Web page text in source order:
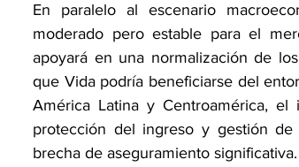
En paralelo al escenario
moderado pero estable para el
apoyará en una normalización de
que Vida podría beneficiarse del
América Latina y Centroamérica,
protección del ingreso y gestión
brecha de aseguramiento significativa.